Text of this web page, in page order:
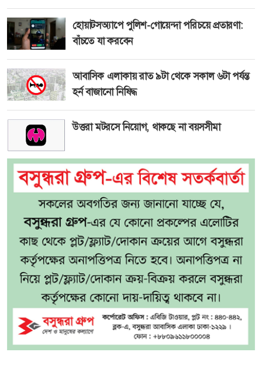
হোয়াটসঅ্যাপে পুলিশ-গোয়েন্দা পরিচয়ে প্রতারণা:
বাঁচতে যা করবেন
আবাসিক এলাকায় রাত ৯টা থেকে সকাল ৬টা পর্যন্ত
হর্ন বাজানো নিষিদ্ধ
উত্তরা মটরসে নিয়োগ, থাকছে না বয়সসীমা